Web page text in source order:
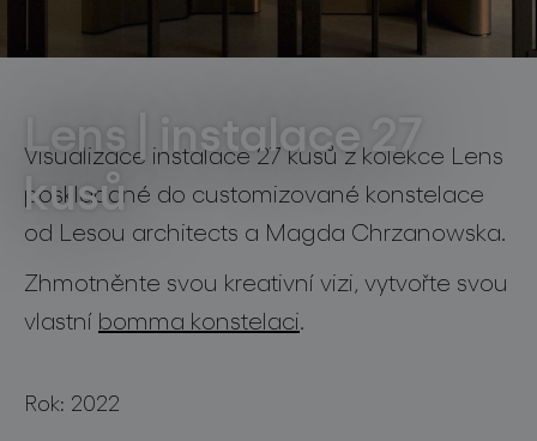
projekty
projekty
Lens | instalace 27
kusů
Visualizace instalace 27 kusů z kolekce Lens
poskládané do customizované konstelace
od Lesou architects a Magda Chrzanowska.
Zhmotněnte svou kreativní vizi, vytvořte svou
vlastní bomma konstelaci.
Rok: 2022